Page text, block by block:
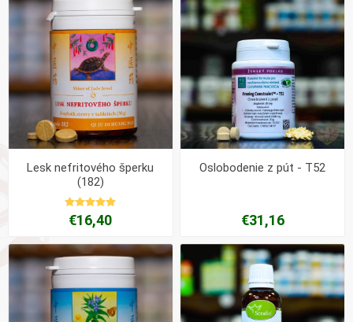
Lesk nefritového šperku
(182)
€16,40
Oslobodenie z pút - T52
€31,16